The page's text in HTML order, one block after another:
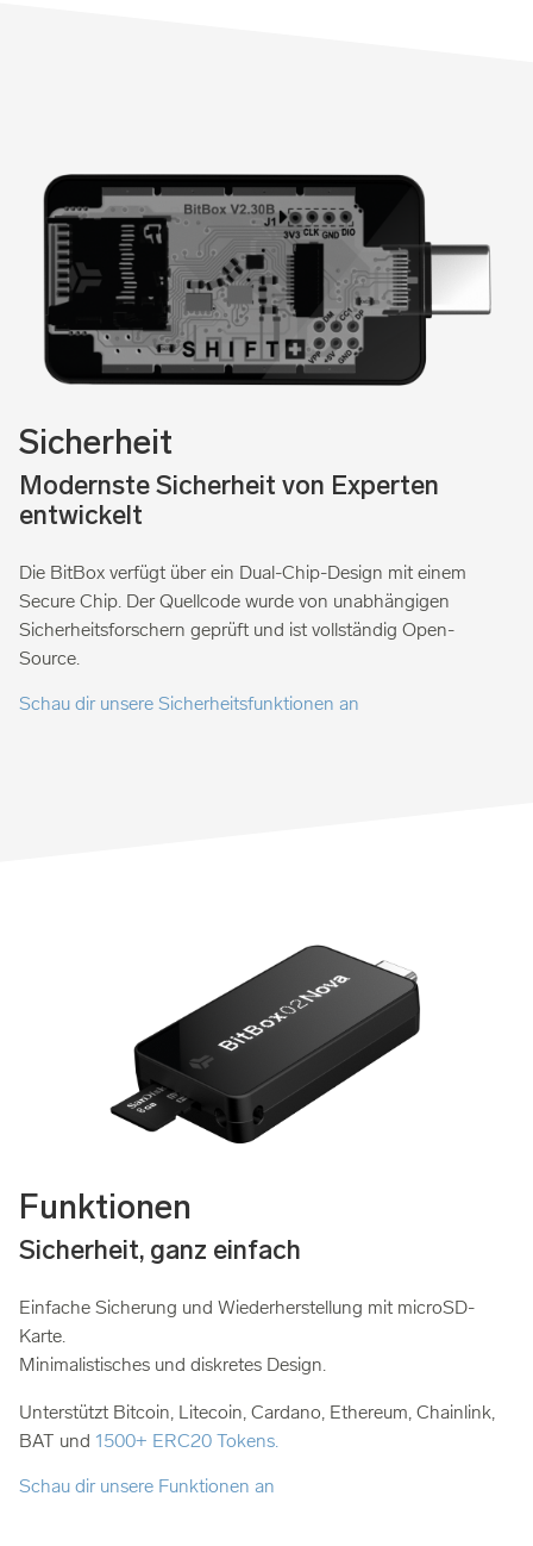
Sicherheit
Modernste Sicherheit von Experten
entwickelt
Die BitBox verfügt über ein Dual-Chip-Design mit einem
Secure Chip. Der Quellcode wurde von unabhängigen
Sicherheitsforschern geprüft und ist vollständig Open-
Source.
Schau dir unsere Sicherheitsfunktionen an
Funktionen
Sicherheit, ganz einfach
Einfache Sicherung und Wiederherstellung mit microSD-
Karte.
Minimalistisches und diskretes Design.
Unterstützt Bitcoin, Litecoin, Cardano, Ethereum, Chainlink,
BAT und 1500+ ERC20 Tokens.
Schau dir unsere Funktionen an